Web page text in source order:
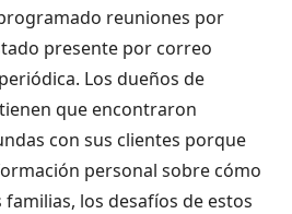
reuniones por
presente por correo
Los dueños de
que encontraron
con sus clientes porque
personal sobre cómo
los desafíos de estos